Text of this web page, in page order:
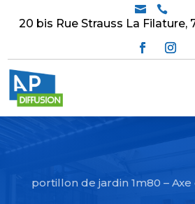
 
20 bis Rue Strauss La Filature,
portillon de jardin 1m80 –